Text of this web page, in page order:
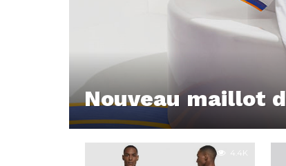
Nouveau maillot
4.4K